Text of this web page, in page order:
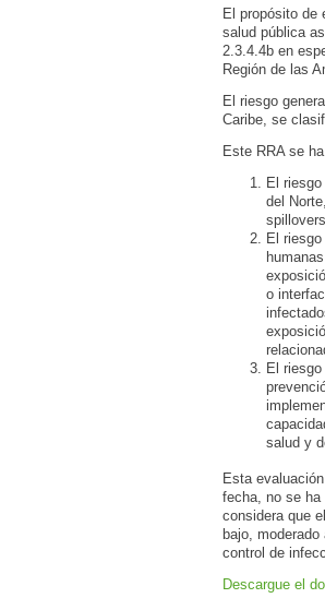
El propósito de
salud pública
2.3.4.4b en
Región de las
El riesgo
Caribe, se
Este RRA se
El
del
El
o
El
salud y
Esta
fecha, no se ha
considera que
bajo,
control de
Descargue el